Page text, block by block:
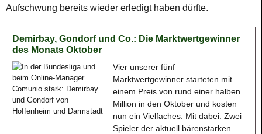
Aufschwung bereits wieder erledigt haben dürfte.
Demirbay, Gondorf und Co.: Die Marktwertgewinner
des Monats Oktober
Vier unserer fünf
Marktwertgewinner starteten mit
einem Preis von rund einer halben
Million in den Oktober und kosten
nun ein Vielfaches. Mit dabei: Zwei
Spieler der aktuell bärenstarken